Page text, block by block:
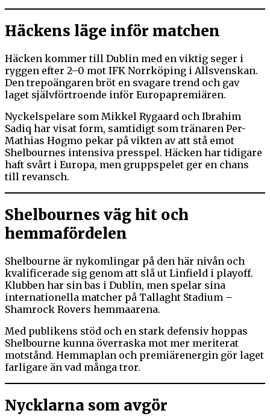
Häckens läge inför matchen
Häcken kommer till Dublin med en viktig seger i
ryggen efter 2–0 mot IFK Norrköping i Allsvenskan.
Den trepoängaren bröt en svagare trend och gav
laget självförtroende inför Europapremiären.
Nyckelspelare som Mikkel Rygaard och Ibrahim
Sadiq har visat form, samtidigt som tränaren Per-
Mathias Høgmo pekar på vikten av att stå emot
Shelbournes intensiva presspel. Häcken har tidigare
haft svårt i Europa, men gruppspelet ger en chans
till revansch.
Shelbournes väg hit och
hemmafördelen
Shelbourne är nykomlingar på den här nivån och
kvalificerade sig genom att slå ut Linfield i playoff.
Klubben har sin bas i Dublin, men spelar sina
internationella matcher på Tallaght Stadium –
Shamrock Rovers hemmaarena.
Med publikens stöd och en stark defensiv hoppas
Shelbourne kunna överraska mot mer meriterat
motstånd. Hemmaplan och premiärenergin gör laget
farligare än vad många tror.
Nycklarna som avgör